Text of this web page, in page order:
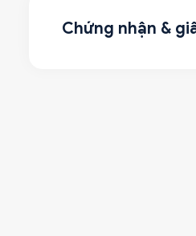
Chứng nhận &